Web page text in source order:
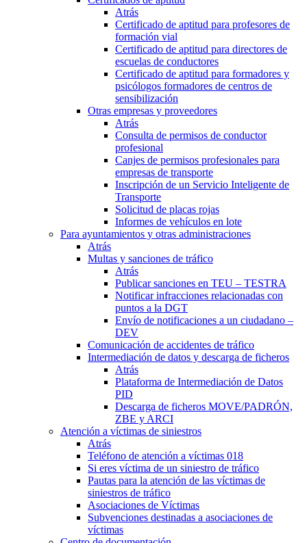
Atrás
Certificado de aptitud para profesores de
formación vial
Certificado de aptitud para directores de
escuelas de conductores
Certificado de aptitud para formadores y
psicólogos formadores de centros de
sensibilización
Otras empresas y proveedores
Atrás
Consulta de permisos de conductor
profesional
Canjes de permisos profesionales para
empresas de transporte
Inscripción de un Servicio Inteligente de
Transporte
Solicitud de placas rojas
Informes de vehículos en lote
Para ayuntamientos y otras administraciones
Atrás
Multas y sanciones de tráfico
Atrás
Publicar sanciones en TEU – TESTRA
Notificar infracciones relacionadas con
puntos a la DGT
Envío de notificaciones a un ciudadano –
DEV
Comunicación de accidentes de tráfico
Intermediación de datos y descarga de ficheros
Atrás
Plataforma de Intermediación de Datos
PID
Descarga de ficheros MOVE/PADRÓN,
ZBE y ARCI
Atención a víctimas de siniestros
Atrás
Teléfono de atención a víctimas 018
Si eres víctima de un siniestro de tráfico
Pautas para la atención de las víctimas de
siniestros de tráfico
Asociaciones de Víctimas
Subvenciones destinadas a asociaciones de
víctimas